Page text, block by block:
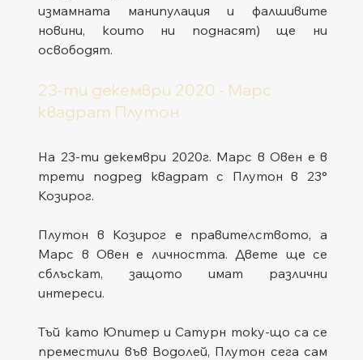
измамната манипулация и фалшивите
новини, които ни поднасят) ще ни
освободят.
23-ти декември 2020 - Марс
квадрат Плутон
На 23-ти декември 2020г. Марс в Овен е в
трети подред квадрат с Плутон в 23°
Козирог.
Плутон в Козирог е правителството, а
Марс в Овен е личността. Двете ще се
сблъскат, защото имат различни
интереси.
Тъй като Юпитер и Сатурн току-що са се
преместили във Водолей, Плутон сега сам